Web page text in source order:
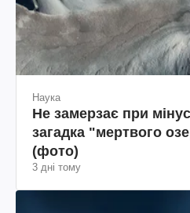
Наука
Не замерзає при
загадка "мертвого
(фото)
3 дні тому